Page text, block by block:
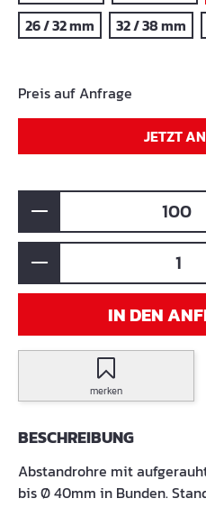
26 / 32 mm
32 / 38 mm
Preis auf Anfrage
JETZT
IN DEN
merken
BESCHREIBUNG
Abstandrohre mit
bis Ø 40mm in Bunden.